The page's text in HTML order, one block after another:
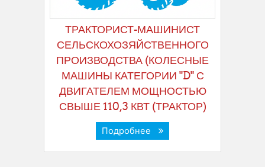
ТРАКТОРИСТ-МАШИНИСТ
СЕЛЬСКОХОЗЯЙСТВЕННОГО
ПРОИЗВОДСТВА (КОЛЕСНЫЕ
МАШИНЫ КАТЕГОРИИ "D" С
ДВИГАТЕЛЕМ МОЩНОСТЬЮ
СВЫШЕ 110,3 КВТ (ТРАКТОР)
Подробнее